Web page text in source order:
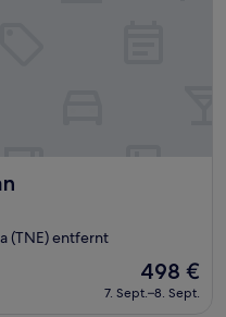
(TNE) entfernt
Der
Preis
beträgt
498 €
7. Sept.–8. Sept.